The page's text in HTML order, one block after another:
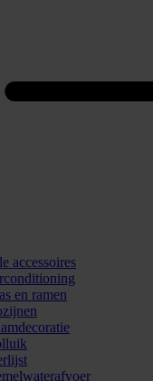
accessoires
en ramen